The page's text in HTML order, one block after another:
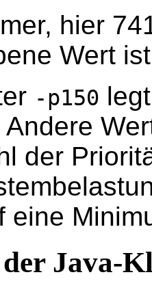
hier
Wert
-p150
der
eine
Java-